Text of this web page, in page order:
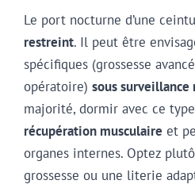
Le port nocturne d’une
restreint. Il peut être
spécifiques (grossesse
opératoire) sous surveillance
majorité, dormir avec ce type
récupération musculaire et
organes internes. Optez
grossesse ou une literie